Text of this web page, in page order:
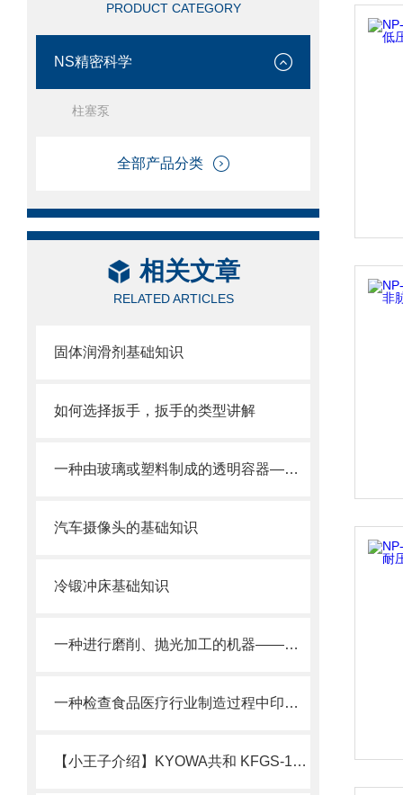
PRODUCT CATEGORY
NS精密科学
柱塞泵
全部产品分类
相关文章
RELATED ARTICLES
固体润滑剂基础知识
如何选择扳手，扳手的类型讲解
一种由玻璃或塑料制成的透明容器——小瓶
汽车摄像头的基础知识
冷锻冲床基础知识
一种进行磨削、抛光加工的机器——双头磨床
一种检查食品医疗行业制造过程中印刷问题的设备
【小王子介绍】KYOWA共和 KFGS-1-120-D17-11L1M3S 箔式应变片